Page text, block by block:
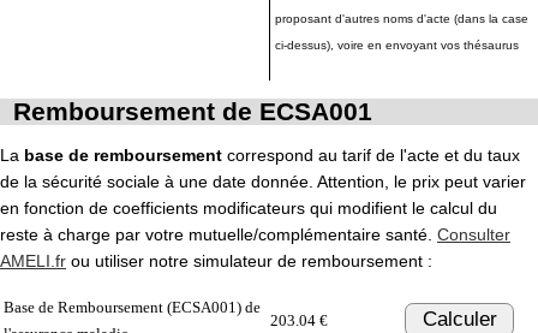
proposant d'autres noms d'acte (dans la case
ci-dessus), voire en envoyant vos thésaurus
Remboursement de ECSA001
La base de remboursement correspond au tarif de l'acte et du taux
de la sécurité sociale à une date donnée. Attention, le prix peut varier
en fonction de coefficients modificateurs qui modifient le calcul du
reste à charge par votre mutuelle/complémentaire santé. Consulter
AMELI.fr ou utiliser notre simulateur de remboursement :
Base de Remboursement (ECSA001) de
203.04 € Calculer